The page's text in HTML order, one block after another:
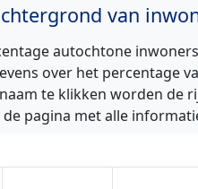
van
autochtone
over het percentage
te klikken worden de
pagina met alle